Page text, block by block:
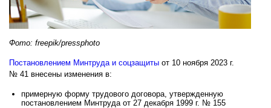
Фото: freepik/pressphoto
Постановлением Минтруда и соцзащиты от 10 ноября 2023 г.
№ 41 внесены изменения в:
примерную форму трудового договора, утвержденную
постановлением Минтруда от 27 декабря 1999 г. № 155